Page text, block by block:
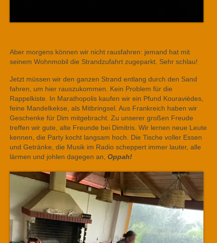
Aber morgens können wir nicht rausfahren: jemand hat mit
seinem Wohnmobil die Strandzufahrt zugeparkt. Sehr schlau!
Jetzt müssen wir den ganzen Strand entlang durch den Sand
fahren, um hier rauszukommen. Kein Problem für die
Rappelkiste. In Marathopolis kaufen wir ein Pfund Kouravièdes,
feine Mandelkekse, als Mitbringsel. Aus Frankreich haben wir
Geschenke für Dim mitgebracht. Zu unserer großen Freude
treffen wir gute, alte Freunde bei Dimitris. Wir lernen neue Leute
kennen, die Party kocht langsam hoch. Die Tische voller Essen
und Getränke, die Musik im Radio scheppert immer lauter, alle
lärmen und johlen dagegen an, Oppah!